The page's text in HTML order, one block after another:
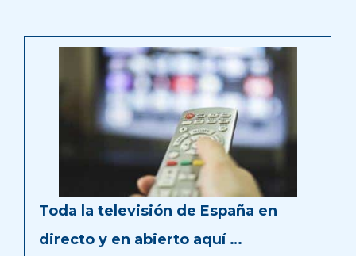
Toda la televisión de España en
directo y en abierto aquí …